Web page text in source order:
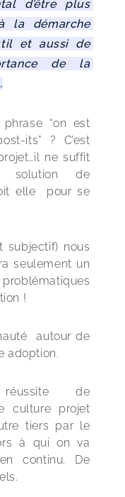
d’être plus
la démarche
et aussi de
de la
“on est
its” ? C’est
ne suffit
solution de
elle  pour se
subjectif) nous
seulement un
!
autour de
adoption.
de
culture projet
tiers par le
à qui on va
continu. De